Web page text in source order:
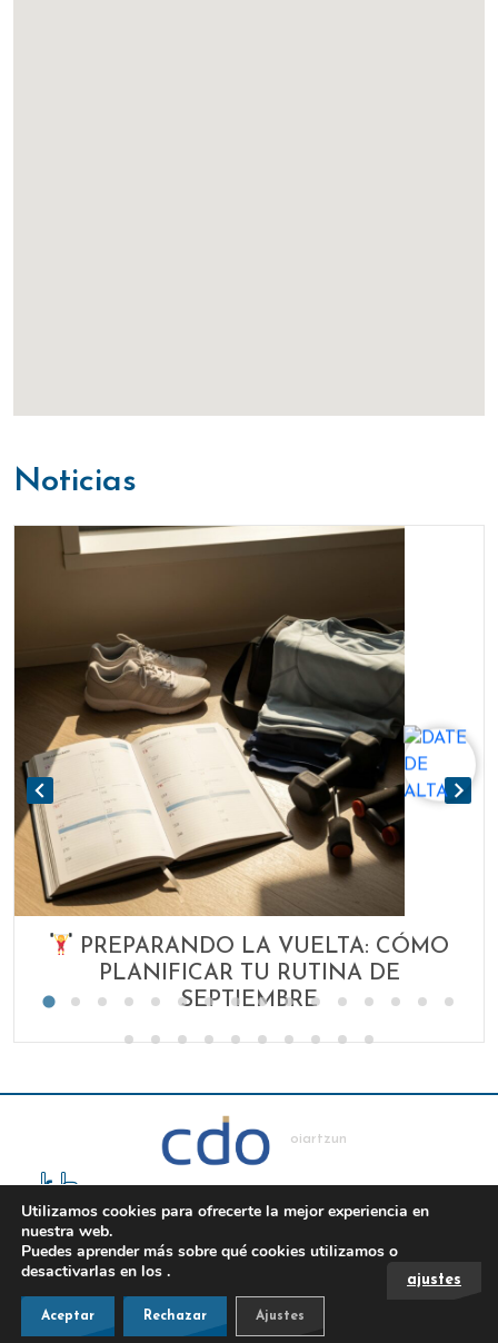
noticias
PREPARANDO LA VUELTA: CÓMO
PLANIFICAR TU RUTINA DE
SEPTIEMBRE
oiartzun
TEL: 943492552
BPXPORT OIARTZUN, ELORRONDO KALEA, OYARZUN,
Utilizamos cookies para ofrecerte la mejor experiencia en
nuestra web.
Puedes aprender más sobre qué cookies utilizamos o
desactivarlas en los
ajustes
.
Aceptar Rechazar Ajustes